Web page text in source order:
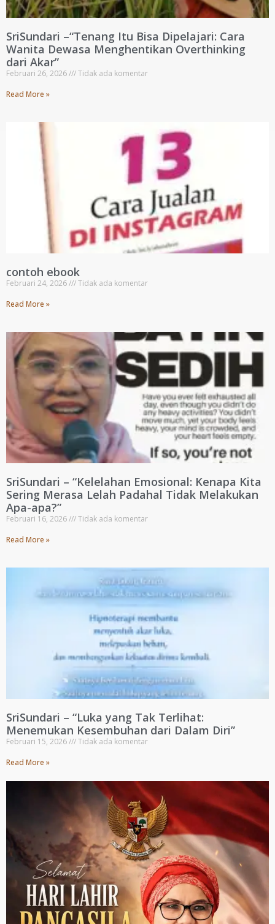
SriSundari –“Tenang Itu Bisa Dipelajari: Cara
Wanita Dewasa Menghentikan Overthinking
dari Akar”
Februari 26, 2026
Tidak ada komentar
Read More »
contoh ebook
Februari 24, 2026
Tidak ada komentar
Read More »
SriSundari – “Kelelahan Emosional: Kenapa Kita
Sering Merasa Lelah Padahal Tidak Melakukan
Apa-apa?”
Februari 16, 2026
Tidak ada komentar
Read More »
SriSundari – “Luka yang Tak Terlihat:
Menemukan Kesembuhan dari Dalam Diri”
Februari 15, 2026
Tidak ada komentar
Read More »